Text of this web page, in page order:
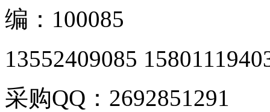
编：100085
13552409085
采购QQ：2692851291